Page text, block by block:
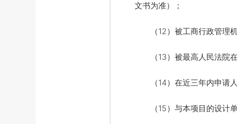
文书为准）；
（12）被工商行政管理机
（13）被最高人民法院在
（14）在近三年内申请人
（15）与本项目的设计单